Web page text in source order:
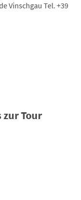
Vinschgau Tel. +39
zur Tour